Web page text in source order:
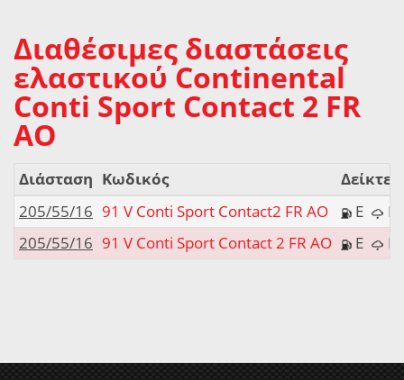
Διαθέσιμες διαστάσεις
ελαστικού Continental
Conti Sport Contact 2 FR
AO
Διάσταση Κωδικός
Δείκτες
205/55/16 91 V Conti Sport Contact2 FR AO E
B
205/55/16 91 V Conti Sport Contact 2 FR AO E B